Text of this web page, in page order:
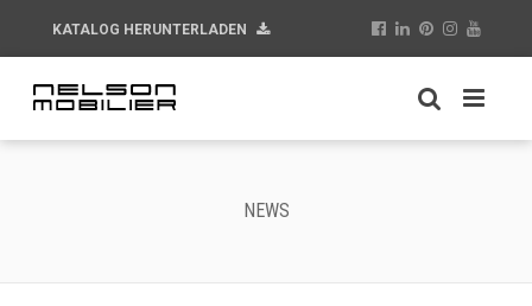
KATALOG HERUNTERLADEN
NEWS